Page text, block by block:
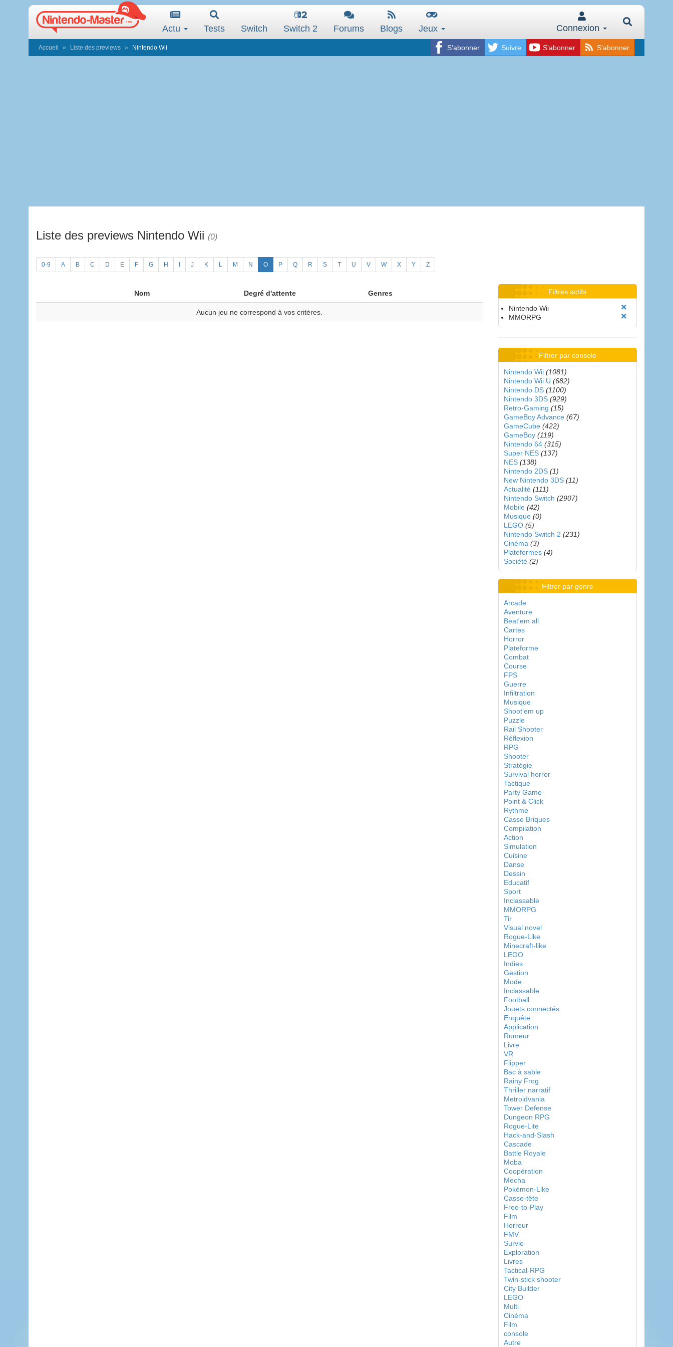
Actu Tests Switch Switch 2 Forums Blogs Jeux Connexion
S'abonner Suivre S'abonner S'abonner
Accueil Liste des previews Nintendo Wii
Liste des previews Nintendo Wii (0)
0-9 A B C D E F G H J K L M N O P Q R S T U V W X Y Z
Nom Degré d'attente Genres
Aucun jeu ne correspond à vos critères.
Filtres actifs
Nintendo Wii
MMORPG
Filtrer par console
Nintendo Wii (1081)
Nintendo Wii U (682)
Nintendo DS (1100)
Nintendo 3DS (929)
Retro-Gaming (15)
GameBoy Advance (67)
GameCube (422)
GameBoy (119)
Nintendo 64 (315)
Super NES (137)
NES (138)
Nintendo 2DS (1)
New Nintendo 3DS (11)
Actualité (111)
Nintendo Switch (2907)
Mobile (42)
Musique (0)
LEGO (5)
Nintendo Switch 2 (231)
Cinéma (3)
Plateformes (4)
Société (2)
Filtrer par genre
Arcade
Aventure
Beat'em all
Cartes
Horror
Plateforme
Combat
Course
FPS
Guerre
Infiltration
Musique
Shoot'em up
Puzzle
Rail Shooter
Réflexion
RPG
Shooter
Stratégie
Survival horror
Tactique
Party Game
Point & Click
Rythme
Casse Briques
Compilation
Action
Simulation
Cuisine
Danse
Dessin
Educatif
Sport
Inclassable
MMORPG
Tir
Visual novel
Rogue-Like
Minecraft-like
LEGO
Indies
Gestion
Mode
Inclassable
Football
Jouets connectés
Enquête
Application
Rumeur
Livre
VR
Flipper
Bac à sable
Rainy Frog
Thriller narratif
Metroidvania
Tower Defense
Dungeon RPG
Rogue-Lite
Hack-and-Slash
Cascade
Battle Royale
Moba
Coopération
Mecha
Pokémon-Like
Casse-tête
Free-to-Play
Film
Horreur
FMV
Survie
Exploration
Livres
Tactical-RPG
Twin-stick shooter
City Builder
LEGO
Multi
Cinéma
Film
console
Autre